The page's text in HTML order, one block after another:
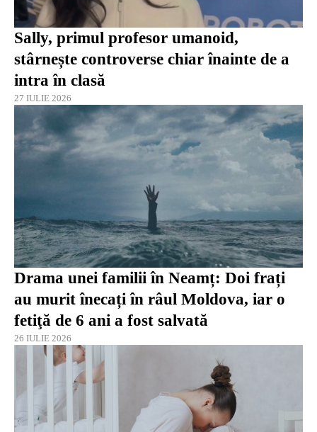
Sally, primul profesor umanoid,
stârnește controverse chiar înainte de a
intra în clasă
27 IULIE 2026
Drama unei familii în Neamț: Doi frați
au murit înecați în râul Moldova, iar o
fetiţă de 6 ani a fost salvată
26 IULIE 2026